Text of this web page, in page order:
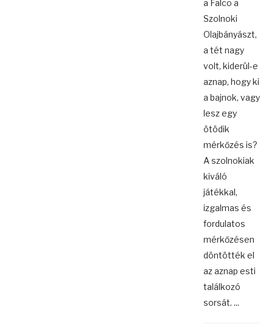
a Falco a
Szolnoki
Olajbányászt,
a tét nagy
volt, kiderül-e
aznap, hogy ki
a bajnok, vagy
lesz egy
ötödik
mérkőzés is?
A szolnokiak
kiváló
játékkal,
izgalmas és
fordulatos
mérkőzésen
döntötték el
az aznap esti
találkozó
sorsát. ...